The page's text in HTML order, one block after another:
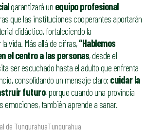
garantizará un equipo profesional
que las instituciones cooperantes aportarán
didáctico, fortaleciendo la
vida. Más allá de cifras,“Hablemos
el centro a las personas, desde el
ser escuchado hasta el adulto que enfrenta
consolidando un mensaje claro: cuidar la
futuro, porque cuando una provincia
emociones, también aprende a sanar.
de TungurahuaTungurahua